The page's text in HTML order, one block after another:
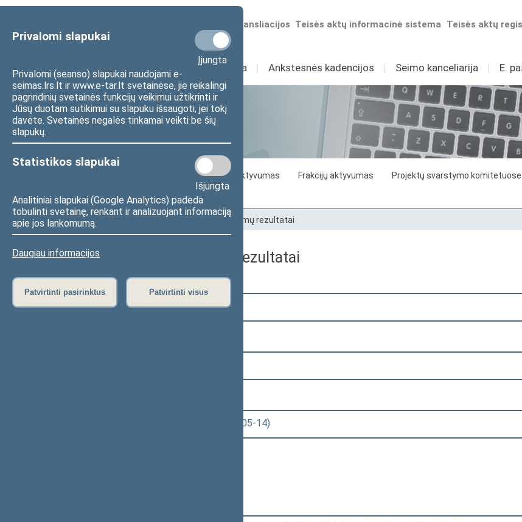
Privalomi slapukai
Įjungta
Privalomi (seanso) slapukai naudojami e-
seimas.lrs.lt ir www.e-tar.lt svetainėse, jie reikalingi
pagrindinių svetainės funkcijų veikimui užtikrinti ir
Jūsų duotam sutikimui su slapuku išsaugoti, jei tokį
davėte. Svetainės negalės tinkamai veikti be šių
slapukų.
Statistikos slapukai
Išjungta
Analitiniai slapukai (Google Analytics) padeda
tobulinti svetainę, renkant ir analizuojant informaciją
apie jos lankomumą.
Daugiau informacijos
Patvirtinti pasirinktus Patvirtinti visus
Teisės aktų
Teisės aktų informacinė sistema
Numatomos transliacijos
Sudėtis Veikla I Ankstesnės kadencijos I Seimo kanceliarija I E.
Statistika
Seimo narių aktyvumas Frakcijų aktyvumas
Projektų svarstymo
Seimo narių balsavimų rezultatai
Pradžia Seimo narių balsavimų rezultatai
Seimo narių balsavimų rezultatai
Pasirinkite kadenciją:
2024–2028 metų kadencija
Seimo rytinis posėdis Nr. 146 (2026-05-14)